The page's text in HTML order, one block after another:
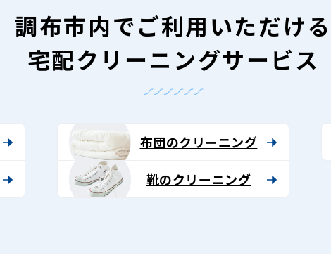
調布市内でご利用いただける
宅配クリーニングサービス
布団のクリーニング
靴のクリーニング